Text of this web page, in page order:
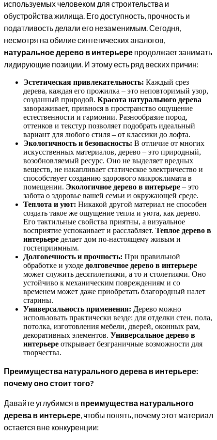
используемых человеком для строительства и
обустройства жилища. Его доступность, прочность и
податливость делали его незаменимым. Сегодня,
несмотря на обилие синтетических аналогов,
натуральное дерево в интерьере продолжает занимать
лидирующие позиции. И этому есть ряд веских причин:
Эстетическая привлекательность: Каждый срез
дерева, каждая его прожилка – это неповторимый узор,
созданный природой. Красота натурального дерева
завораживает, привнося в пространство ощущение
естественности и гармонии. Разнообразие пород,
оттенков и текстур позволяет подобрать идеальный
вариант для любого стиля – от классики до лофта.
Экологичность и безопасность: В отличие от многих
искусственных материалов, дерево – это природный,
возобновляемый ресурс. Оно не выделяет вредных
веществ, не накапливает статическое электричество и
способствует созданию здорового микроклимата в
помещении. Экологичное дерево в интерьере – это
забота о здоровье вашей семьи и окружающей среде.
Теплота и уют: Никакой другой материал не способен
создать такое же ощущение тепла и уюта, как дерево.
Его тактильные свойства приятны, а визуальное
восприятие успокаивает и расслабляет. Теплое дерево в
интерьере делает дом по-настоящему живым и
гостеприимным.
Долговечность и прочность: При правильной
обработке и уходе долговечное дерево в интерьере
может служить десятилетиями, а то и столетиями. Оно
устойчиво к механическим повреждениям и со
временем может даже приобретать благородный налет
старины.
Универсальность применения: Дерево можно
использовать практически везде: для отделки стен, пола,
потолка, изготовления мебели, дверей, оконных рам,
декоративных элементов. Универсальное дерево в
интерьере открывает безграничные возможности для
творчества.
Преимущества натурального дерева в интерьере:
почему оно стоит того?
Давайте углубимся в преимущества натурального
дерева в интерьере, чтобы понять, почему этот материал
остается вне конкуренции: